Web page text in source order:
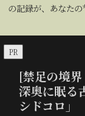
の記録が、あなた
PR
[禁足の境
深奥に眠る
シドコロ」